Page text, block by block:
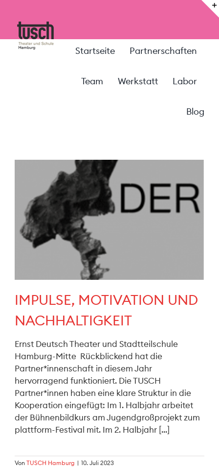
springen
Startseite Partnerschaften
Team Werkstatt Labor
Blog
IMPULSE, MOTIVATION UND
NACHHALTIGKEIT
Ernst Deutsch Theater und Stadtteilschule
Hamburg-Mitte Rückblickend hat die
Partner*innenschaft in diesem Jahr
hervorragend funktioniert. Die TUSCH
Partner*innen haben eine klare Struktur in die
Kooperation eingefügt: Im 1. Halbjahr arbeitet
der Bühnenbildkurs am Jugendgroßprojekt zum
plattform-Festival mit. Im 2. Halbjahr [...]
Von TUSCH Hamburg | 10. Juli 2023